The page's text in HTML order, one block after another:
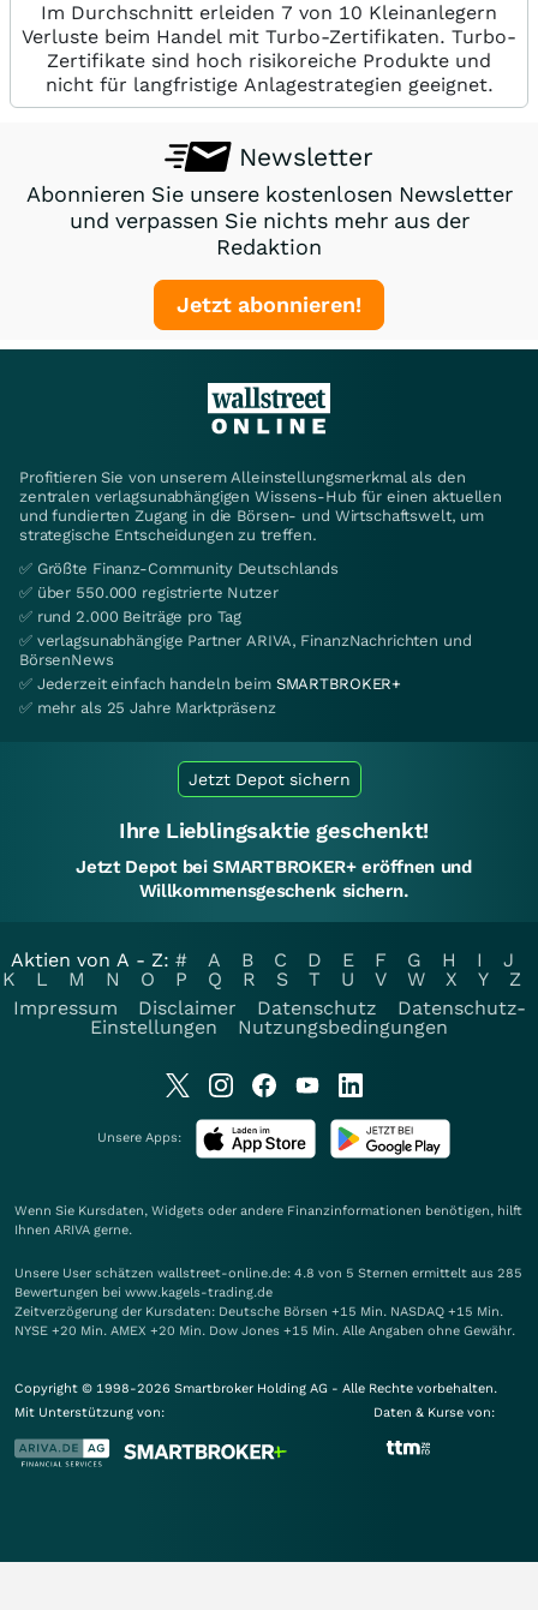
Im Durchschnitt erleiden 7 von 10 Kleinanlegern
Verluste beim Handel mit Turbo-Zertifikaten. Turbo-
Zertifikate sind hoch risikoreiche Produkte und
nicht für langfristige Anlagestrategien geeignet.
Newsletter
Abonnieren Sie unsere kostenlosen Newsletter
und verpassen Sie nichts mehr aus der
Redaktion
Jetzt abonnieren!
Profitieren Sie von unserem Alleinstellungsmerkmal als den
zentralen verlagsunabhängigen Wissens-Hub für einen aktuellen
und fundierten Zugang in die Börsen- und Wirtschaftswelt, um
strategische Entscheidungen zu treffen.
✅ Größte Finanz-Community Deutschlands
✅ über 550.000 registrierte Nutzer
✅ rund 2.000 Beiträge pro Tag
✅ verlagsunabhängige Partner ARIVA, FinanzNachrichten und
BörsenNews
✅ Jederzeit einfach handeln beim SMARTBROKER+
✅ mehr als 25 Jahre Marktpräsenz
Jetzt Depot sichern
Ihre Lieblingsaktie geschenkt!
Jetzt Depot bei SMARTBROKER+ eröffnen und
Willkommensgeschenk sichern.
Aktien von A - Z: # A B C D E F G H I
J
K
L M N O P Q R S T U V W X Y
Z
Impressum
Disclaimer Datenschutz
Datenschutz-
Einstellungen
Nutzungsbedingungen
Unsere Apps:
Wenn Sie Kursdaten, Widgets oder andere Finanzinformationen benötigen, hilft
Ihnen ARIVA gerne.
Unsere User schätzen wallstreet-online.de: 4.8 von 5 Sternen ermittelt aus 285
Bewertungen bei www.kagels-trading.de
Zeitverzögerung der Kursdaten: Deutsche Börsen +15 Min. NASDAQ +15 Min.
NYSE +20 Min. AMEX +20 Min. Dow Jones +15 Min. Alle Angaben ohne Gewähr.
Copyright © 1998-2026 Smartbroker Holding AG - Alle Rechte vorbehalten.
Mit Unterstützung von:
Daten & Kurse von: